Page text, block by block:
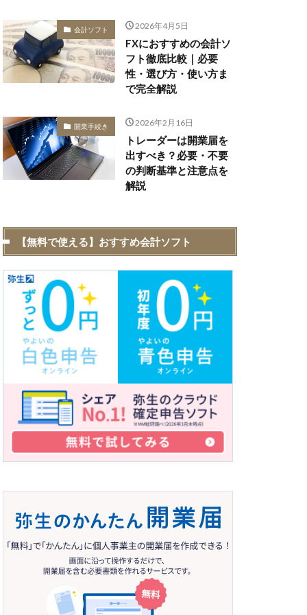
会計ソフト 2026年4月5日
FXにおすすめの会計ソ
フト徹底比較｜必要
性・選び方・使い方ま
で完全解説
開業手続き 2026年2月16日
トレーダーは開業届を
出すべき？必要・不要
の判断基準と注意点を
解説
【無料で使える】おすすめ会計ソフト